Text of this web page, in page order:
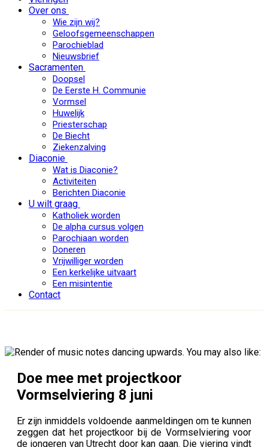
Over ons
Wie zijn wij?
Geloofsgemeenschappen
Parochieblad
Nieuwsbrief
Sacramenten
Doopsel
De Eerste H. Communie
Vormsel
Huwelijk
Priesterschap
De Biecht
Ziekenzalving
Diaconie
Wat is Diaconie?
Activiteiten
Berichten Diaconie
U wilt graag
Katholiek worden
De alpha cursus volgen
Parochiaan worden
Doneren
Vrijwilliger worden
Een kerkelijke uitvaart
Een misintentie
Contact
Doe mee met projectkoor
Vormselviering 8 juni
Er zijn inmiddels voldoende aanmeldingen om te kunnen
zeggen dat het projectkoor bij de Vormselviering voor
de jongeren van Utrecht door kan gaan. Die viering vindt